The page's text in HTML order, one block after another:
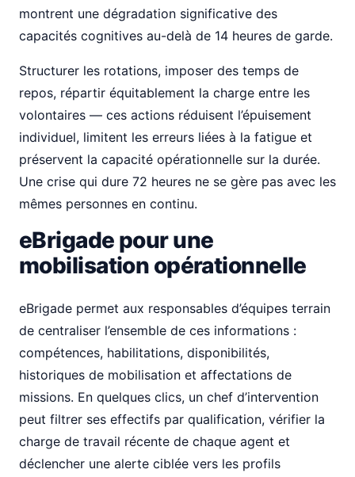
montrent une dégradation significative des
capacités cognitives au-delà de 14 heures de garde.
Structurer les rotations, imposer des temps de
repos, répartir équitablement la charge entre les
volontaires — ces actions réduisent l’épuisement
individuel, limitent les erreurs liées à la fatigue et
préservent la capacité opérationnelle sur la durée.
Une crise qui dure 72 heures ne se gère pas avec les
mêmes personnes en continu.
eBrigade pour une
mobilisation opérationnelle
eBrigade permet aux responsables d’équipes terrain
de centraliser l’ensemble de ces informations :
compétences, habilitations, disponibilités,
historiques de mobilisation et affectations de
missions. En quelques clics, un chef d’intervention
peut filtrer ses effectifs par qualification, vérifier la
charge de travail récente de chaque agent et
déclencher une alerte ciblée vers les profils